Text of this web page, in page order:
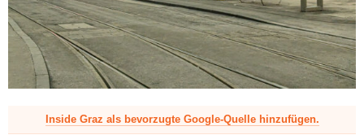
Inside Graz als bevorzugte Google-Quelle hinzufügen.